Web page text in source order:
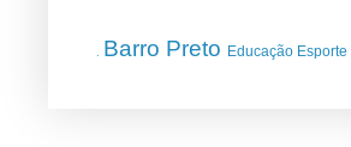
Barro Preto Educação Esporte